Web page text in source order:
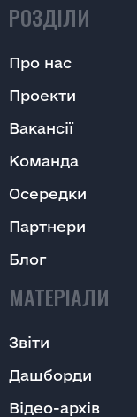
РОЗДІЛИ
Про нас
Проекти
Вакансії
Команда
Осередки
Партнери
Блог
МАТЕРІАЛИ
Звіти
Дашборди
Відео-архів